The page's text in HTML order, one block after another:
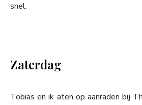
snel.
Zaterdag
Tobias en ik aten op aanraden bij